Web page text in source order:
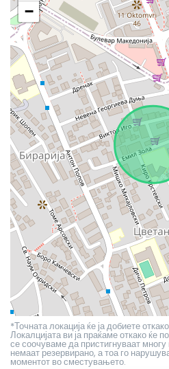
−
*Точната локација ќе ја добиете
Локалцијата ви ја праќаме откако ќе
се соочуваме да пристигнуваат
немаат резервирано, а тоа го
моментот во сместувањето.